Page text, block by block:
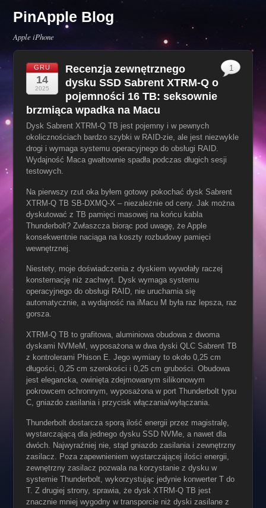
PinApple Blog
Apple iPhone
GRU
14
2025
Recenzja zewnętrznego
dysku SSD Sabrent XTRM-Q o
pojemności 16 TB: seksownie
brzmiąca wpadka na Macu
Dysk Sabrent XTRM-Q TB jest pojemny i w pewnych
okolicznościach bardzo szybki w RAID-zie, ale jest niezwykle
drogi i wymaga systemu operacyjnego do obsługi RAID.
Wydajność Maca gwałtownie spadła podczas długich sesji
testowych.
Na pierwszy rzut oka byłem gotowy pokochać dysk Sabrent
XTRM-Q TB SB-DXMQ-X – niezależnie od ceny. Jak można
dyskutować z TB pamięci masowej na końcu kabla
Thunderbolt? Zwłaszcza biorąc pod uwagę, że Apple
konsekwentnie naciąga na koszty rozbudowy pamięci
wewnętrznej.
Niestety, moje doświadczenia z dyskiem wywołały raczej
konsternację niż zachwyt. Dysk wymaga systemu
operacyjnego do obsługi RAID, nie uruchamia się
automatycznie, a wydajność na iMacu M była raz lepsza, raz
gorsza.
XTRM-Q TB to grafitowa, aluminiowa obudowa z dwoma
dyskami NVMeM, wyposażona w dwa dyski QLC Sabrent TB
z kontrolerami Phison E. Jego wymiary to około 0,25 cm
długości, 0,25 cm szerokości i 0,25 cm grubości. Obudowa
jest elegancka, owinięta zdejmowanym silikonowym
pokrowcem ochronnym, wyposażona w port Thunderbolt typu
C, gniazdo zasilania i przycisk włączania/wyłączania.
Thunderbolt dostarcza sporą ilość energii przez magistralę,
wystarczającą dla jednego dysku SSD NVMe, a nawet dla
dwóch. Najwyraźniej nie, stąd gniazdo zasilania i zewnętrzny
zasilacz. Poza zapewnieniem wystarczającej ilości energii,
zewnętrzny zasilacz pozwala na korzystanie z dysku w
systemie Thunderbolt, wykorzystując jedynie konwerter T do
T. Z drugiej strony, sprawia, że ​​dysk XTRM-Q TB jest
znacznie mniej wygodny w transporcie niż dyski zasilane z
1